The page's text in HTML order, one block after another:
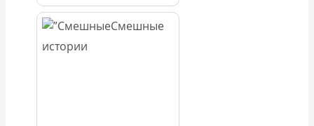
Смешные
истории